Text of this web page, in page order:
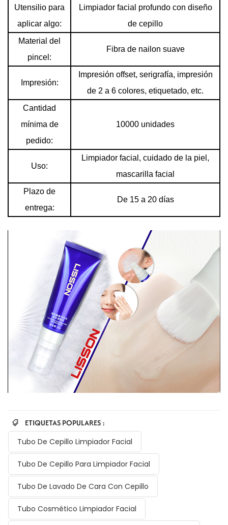
Utensilio para
aplicar algo:
Limpiador facial profundo con diseño
de cepillo
Material del
pincel:
Fibra de nailon suave
Impresión:
Impresión offset, serigrafía, impresión
de 2 a 6 colores, etiquetado, etc.
Cantidad
mínima de
pedido:
10000 unidades
Uso:
Limpiador facial, cuidado de la piel,
mascarilla facial
Plazo de
entrega:
De 15 a 20 días
ETIQUETAS POPULARES :
Tubo De Cepillo Limpiador Facial
Tubo De Cepillo Para Limpiador Facial
Tubo De Lavado De Cara Con Cepillo
Tubo Cosmético Limpiador Facial